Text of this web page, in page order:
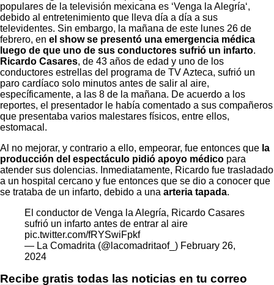
populares de la televisión mexicana es ‘Venga la Alegría‘,
debido al entretenimiento que lleva día a día a sus
televidentes. Sin embargo, la mañana de este lunes 26 de
febrero, en el show se presentó una emergencia médica
luego de que uno de sus conductores sufrió un infarto.
Ricardo Casares, de 43 años de edad y uno de los
conductores estrellas del programa de TV Azteca, sufrió un
paro cardíaco solo minutos antes de salir al aire,
específicamente, a las 8 de la mañana. De acuerdo a los
reportes, el presentador le había comentado a sus compañeros
que presentaba varios malestares físicos, entre ellos,
estomacal.
Al no mejorar, y contrario a ello, empeorar, fue entonces que la
producción del espectáculo pidió apoyo médico para
atender sus dolencias. Inmediatamente, Ricardo fue trasladado
a un hospital cercano y fue entonces que se dio a conocer que
se trataba de un infarto, debido a una arteria tapada.
El conductor de Venga la Alegría, Ricardo Casares
sufrió un infarto antes de entrar al aire
pic.twitter.com/fRYSwiFpkf
— La Comadrita (@lacomadritaof_) February 26,
2024
Recibe gratis todas las noticias en tu correo